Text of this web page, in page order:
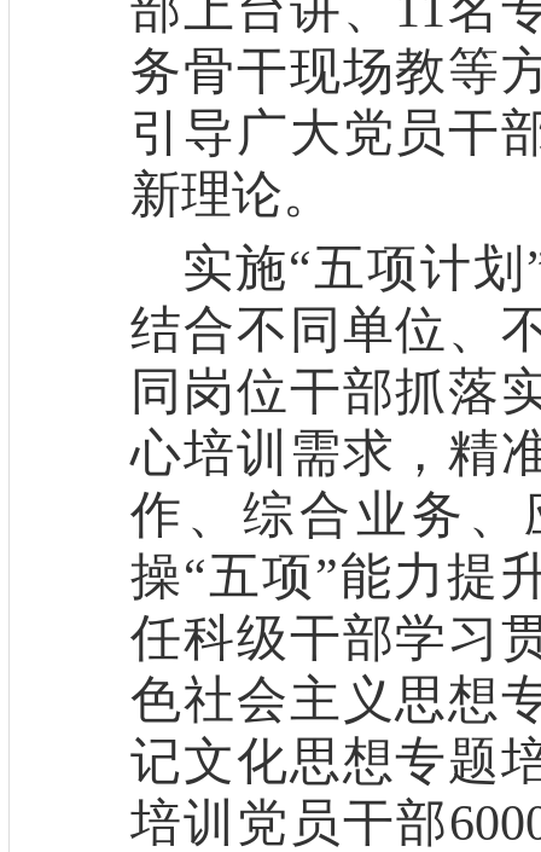
务骨干现场教等
引导广大党员干
新理论。
实施“五项计划
结合不同单位、
同岗位干部抓落
心培训需求，精
作、综合业务
操“五项”能力提
任科级干部学习
色社会主义思想
记文化思想专题
培训 党员干部